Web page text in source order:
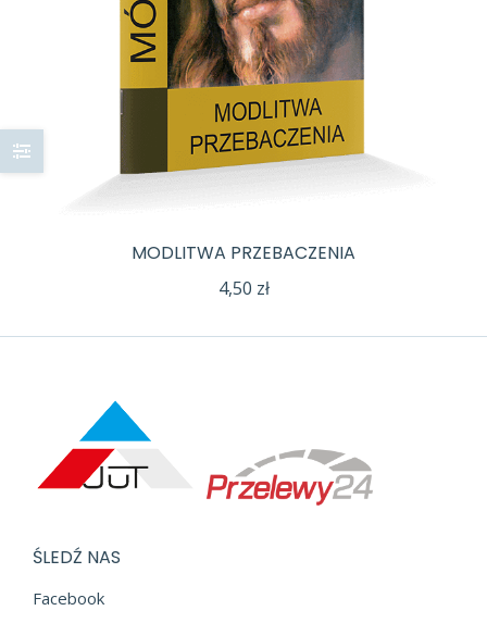
MODLITWA PRZEBACZENIA
4,50 zł
ŚLEDŹ NAS
Facebook